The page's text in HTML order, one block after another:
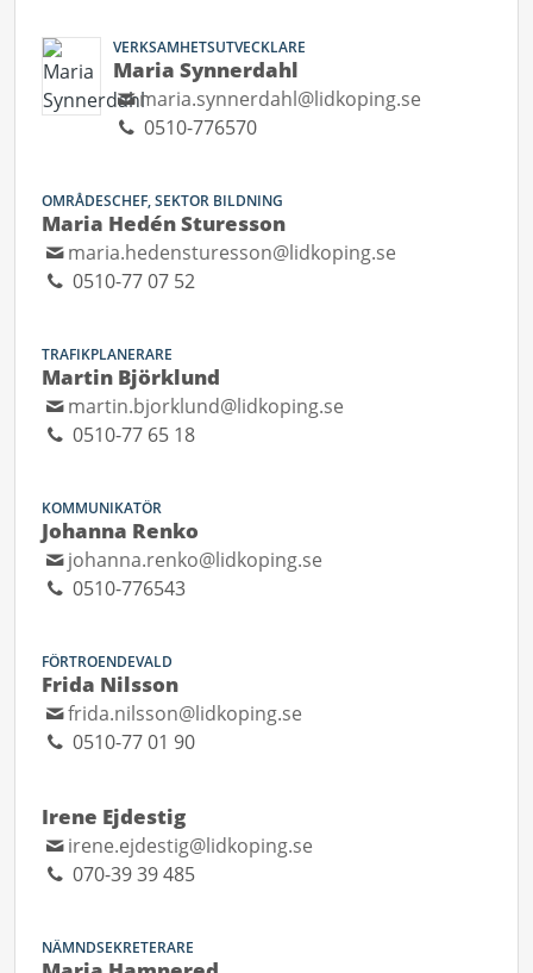
VERKSAMHETSUTVECKLARE
Maria Synnerdahl
maria.synnerdahl@lidkoping.se
0510-776570
OMRÅDESCHEF, SEKTOR BILDNING
Maria Hedén Sturesson
maria.hedensturesson@lidkoping.se
0510-77 07 52
TRAFIKPLANERARE
Martin Björklund
martin.bjorklund@lidkoping.se
0510-77 65 18
KOMMUNIKATÖR
Johanna Renko
johanna.renko@lidkoping.se
0510-776543
FÖRTROENDEVALD
Frida Nilsson
frida.nilsson@lidkoping.se
0510-77 01 90
Irene Ejdestig
irene.ejdestig@lidkoping.se
070-39 39 485
NÄMNDSEKRETERARE